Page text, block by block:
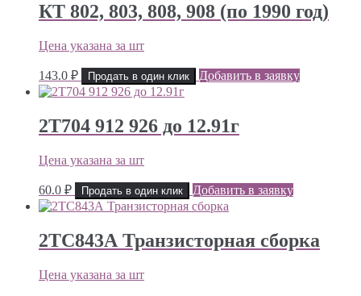
КТ 802, 803, 808, 908 (по 1990 год)
Цена указана за шт
143.0 ₽ Продать в один клик Добавить в заявку
2Т704 912 926 до 12.91г
Цена указана за шт
60.0 ₽ Продать в один клик Добавить в заявку
2ТС843А Транзисторная сборка
Цена указана за шт